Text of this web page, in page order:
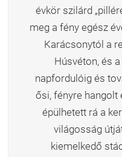
évkör szilárd
meg a fény egész
Karácsonytól a
Húsvéton, és
napfordulóig és
ősi, fényre hangolt
épülhetett rá a
világosság
kiemelkedő